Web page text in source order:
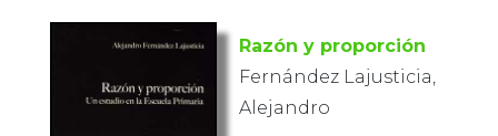
Razón y proporción
Fernández Lajusticia,
Alejandro